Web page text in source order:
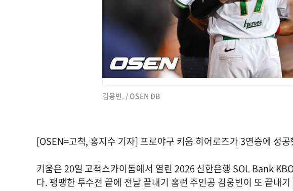
김웅빈. / OSEN DB
[OSEN=고척, 홍지수 기자] 프로야구 키움 히어로즈가 3연승에 성
키움은 20일 고척스카이돔에서 열린 2026 신한은행 SOL Bank
다. 팽팽한 투수전 끝에 전날 끝내기 홈런 주인공 김웅빈이 또 끝내